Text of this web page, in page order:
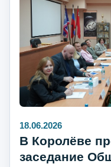
18.06.2026
В Королёве
заседание